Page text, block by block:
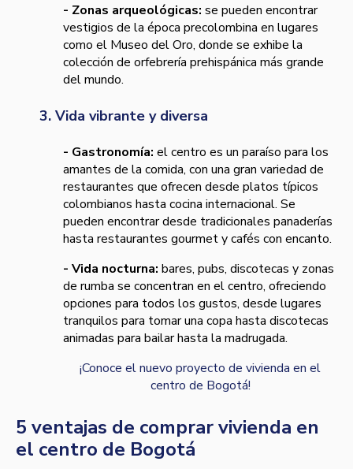
- Zonas arqueológicas: se pueden encontrar
vestigios de la época precolombina en lugares
como el Museo del Oro, donde se exhibe la
colección de orfebrería prehispánica más grande
del mundo.
3. Vida vibrante y diversa
- Gastronomía: el centro es un paraíso para los
amantes de la comida, con una gran variedad de
restaurantes que ofrecen desde platos típicos
colombianos hasta cocina internacional. Se
pueden encontrar desde tradicionales panaderías
hasta restaurantes gourmet y cafés con encanto.
- Vida nocturna: bares, pubs, discotecas y zonas
de rumba se concentran en el centro, ofreciendo
opciones para todos los gustos, desde lugares
tranquilos para tomar una copa hasta discotecas
animadas para bailar hasta la madrugada.
¡Conoce el nuevo proyecto de vivienda en el
centro de Bogotá!
5 ventajas de comprar vivienda en
el centro de Bogotá